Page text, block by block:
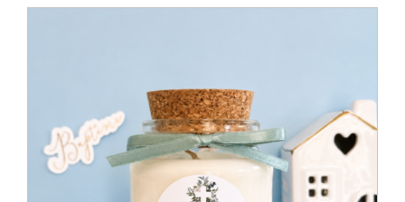
être
choisies
sur
la
page
du
produit